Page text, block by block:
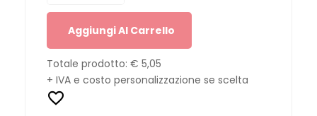
Aggiungi Al Carrello
Totale prodotto: € 5,05
+ IVA e costo personalizzazione se scelta